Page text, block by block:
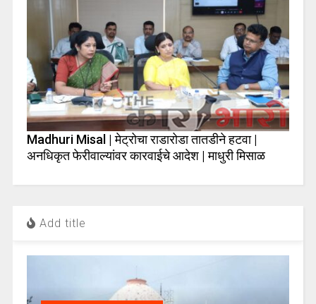
Madhuri Misal | मेट्रोचा राडारोडा तातडीने हटवा |
अनधिकृत फेरीवाल्यांवर कारवाईचे आदेश | माधुरी मिसाळ
Add title